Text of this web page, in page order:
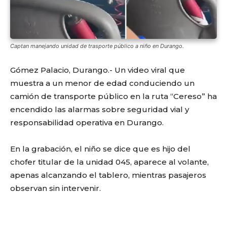
Captan manejando unidad de trasporte público a niño en Durango.
Gómez Palacio, Durango.- Un video viral que
muestra a un menor de edad conduciendo un
camión de transporte público en la ruta “Cereso” ha
encendido las alarmas sobre seguridad vial y
responsabilidad operativa en Durango.
En la grabación, el niño se dice que es hijo del
chofer titular de la unidad 045, aparece al volante,
apenas alcanzando el tablero, mientras pasajeros
observan sin intervenir.